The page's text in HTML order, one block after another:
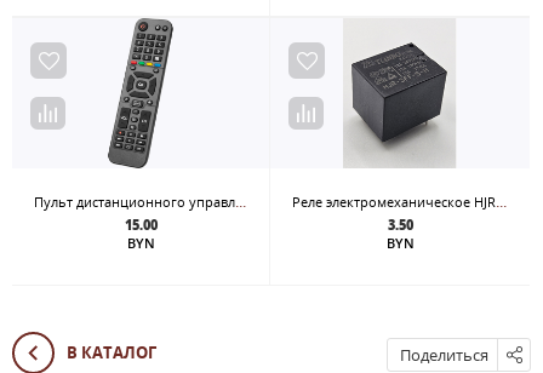
Пульт дистанционного управления NTV-PLUS VA1020 рессивером (приставкой) бренда НТВ+
15.00
BYN
Реле электромеханическое HJR-3FF-24VDC-S-H, 24V,10А
3.50
BYN
В КАТАЛОГ Поделиться